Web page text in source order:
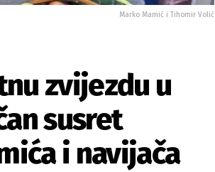
Marko Mamić i Tihomir Volić
zvijezdu u
susret
i navijača